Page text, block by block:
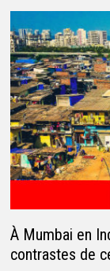
À Mumbai en
contrastes de